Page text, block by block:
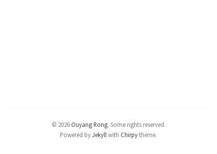
© 2026 Ouyang Rong. Some rights reserved.
Powered byJekyll with Chirpytheme.